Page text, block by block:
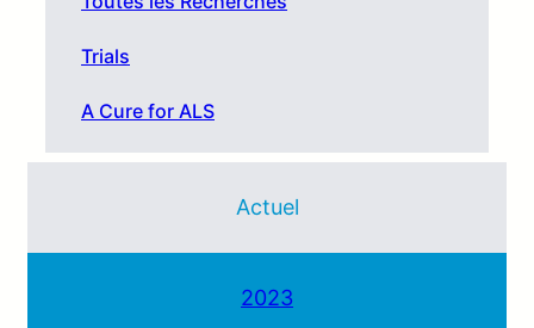
Trials
A Cure for ALS
Actuel
2023